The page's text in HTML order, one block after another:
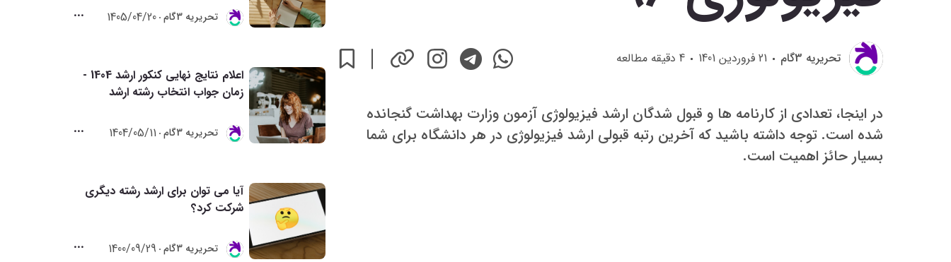
تحريريه 3گام 21 فروردین 1401 4 دقیقه مطالعه
در اینجا، تعدادی از کارنامه ها و قبول شدگان ارشد فیزیولوژی آزمون وزارت بهداشت گنجانده
شده است. توجه داشته باشید که آخرین رتبه قبولی ارشد فیزیولوژی در هر دانشگاه برای شما
بسیار حائز اهمیت است.
تحريريه 3گام 1405/04/20
اعلام نتایج نهایی کنکور ارشد 1404 -
زمان جواب انتخاب رشته ارشد
تحريريه 3گام 1404/05/11
آیا می توان برای ارشد رشته دیگری
شرکت کرد؟
تحريريه 3گام 1400/09/29